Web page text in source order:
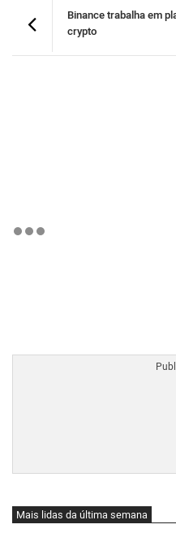
Binance trabalha em
crypto
Mais lidas da última semana